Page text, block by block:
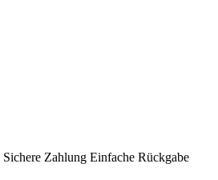
Sichere Zahlung Einfache Rückgabe